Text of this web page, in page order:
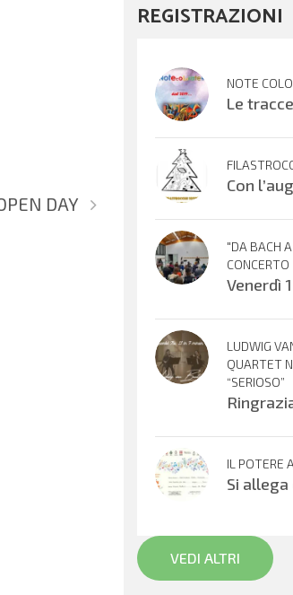
DAY
REGISTRAZIONI
NOTE
"DA BACH
CONCERTO
LUDWIG
QUARTET
“SERIOSO”
IL POTERE
VEDI ALTRI